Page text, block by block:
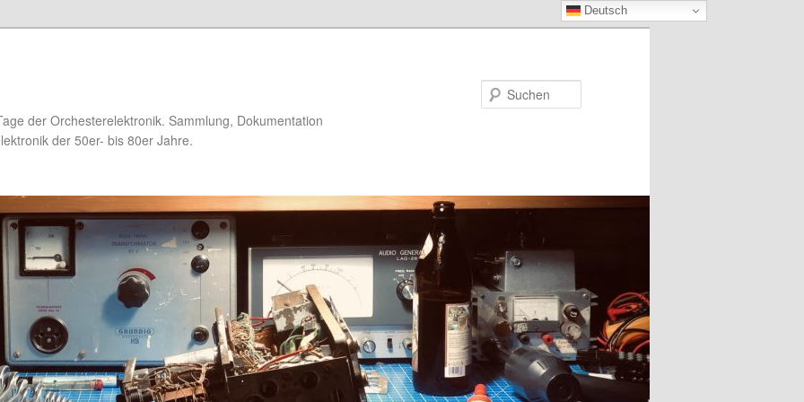
der Orchesterelektronik. Sammlung, Dokumentation
der 50er- bis 80er Jahre.
Deutsch